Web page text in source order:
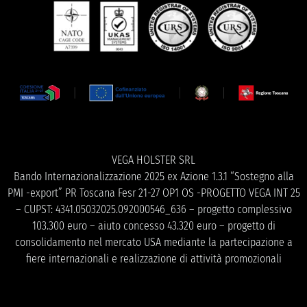
VEGA HOLSTER SRL
Bando Internazionalizzazione 2025 ex Azione 1.3.1 “Sostegno alla
PMI -export” PR Toscana Fesr 21-27 OP1 OS -PROGETTO VEGA INT 25
– CUPST: 4341.05032025.092000546_636 – progetto complessivo
103.300 euro – aiuto concesso 43.320 euro – progetto di
consolidamento nel mercato USA mediante la partecipazione a
fiere internazionali e realizzazione di attività promozionali